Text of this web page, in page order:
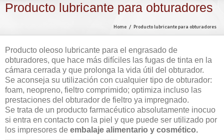
Producto lubricante para obturadores
Home Producto lubricante para obturadores
Producto oleoso lubricante para el engrasado de
obturadores, que hace más difíciles las fugas de tinta en la
cámara cerrada y que prolonga la vida útil del obturador.
Se aconseja su utilización con cualquier tipo de obturador:
foam, neopreno, fieltro comprimido; optimiza incluso las
prestaciones del obturador de fieltro ya impregnado.
Se trata de un producto farmacéutico absolutamente inocuo
si entra en contacto con la piel y que puede ser utilizado por
los impresores de embalaje alimentario y cosmético.